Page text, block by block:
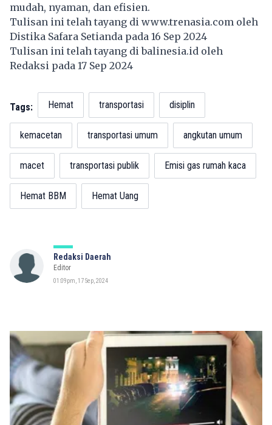
mudah, nyaman, dan efisien.
Tulisan ini telah tayang di www.trenasia.com oleh
Distika Safara Setianda pada 16 Sep 2024
Tulisan ini telah tayang dibalinesia.id oleh
Redaksi pada 17 Sep 2024
Tags: Hemat transportasi disiplin
kemacetan transportasi umum angkutan umum
macet transportasi publik Emisi gas rumah kaca
Hemat BBM Hemat Uang
Redaksi Daerah
Editor
01:09pm, 17 Sep, 2024